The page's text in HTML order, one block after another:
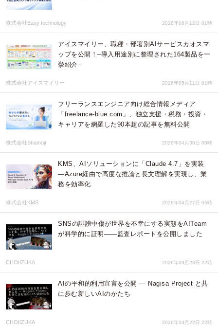
株式会社Easy technology 2026年06月12日 01時
アイスマイリー、職種・部署別AIサービスカオスマ
ップを公開！–導入用途別に整理された164製品を一
挙紹介–
株式会社アイスマイリー 2026年05月11日 01時
フリーランスエンジニア向け総合情報メディア
「freelance-blue.com」、独立支援・税務・投資・
キャリアを網羅した90本超の記事を無料公開
株式会社Shamoji 2026年04月30日 00時
KMS、AIソリューションに「Claude 4.7」を実装
―Azure経由で高度な推論と長文理解を実現し、業
務を効率化
株式会社KMS 2026年04月27日 05時
SNSの誹謗中傷が世界を不幸にする実態をAITeam
が科学的に証明——監査レポートを公開しました
CHOIIZUKA 2026年03月23日 22時
AIの平和的利用宣言を公開 — Nagisa Project と共
に歩む新しいAIのかたち
CHOIIZUKA 2026年03月22日 22時